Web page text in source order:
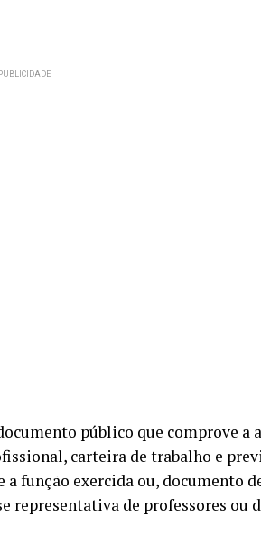
público que comprove a
carteira de trabalho e
função exercida ou, documento
representativa de professores ou